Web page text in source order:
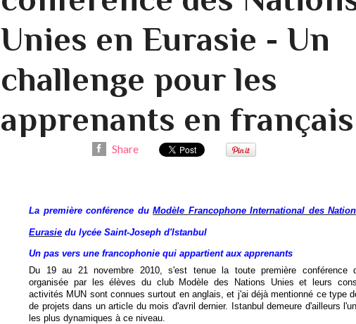
Unies en Eurasie - Un
challenge pour les
apprenants en
Share
La première conférence duModèle Francophone International des
Eurasie du lycée Saint-Joseph d'Istanbul
Un pas vers une francophonie qui appartient aux apprenants
Du 19 au 21 novembre 2010, s'est tenue la toute première conférence
organisée par les élèves du club Modèle des Nations Unies et leurs
activités MUN sont connues surtout en anglais, et j'ai déjà mentionné ce type
de projets dans un article du mois d'avril dernier. Istanbul demeure d'ailleurs
les plus dynamiques à ce niveau.